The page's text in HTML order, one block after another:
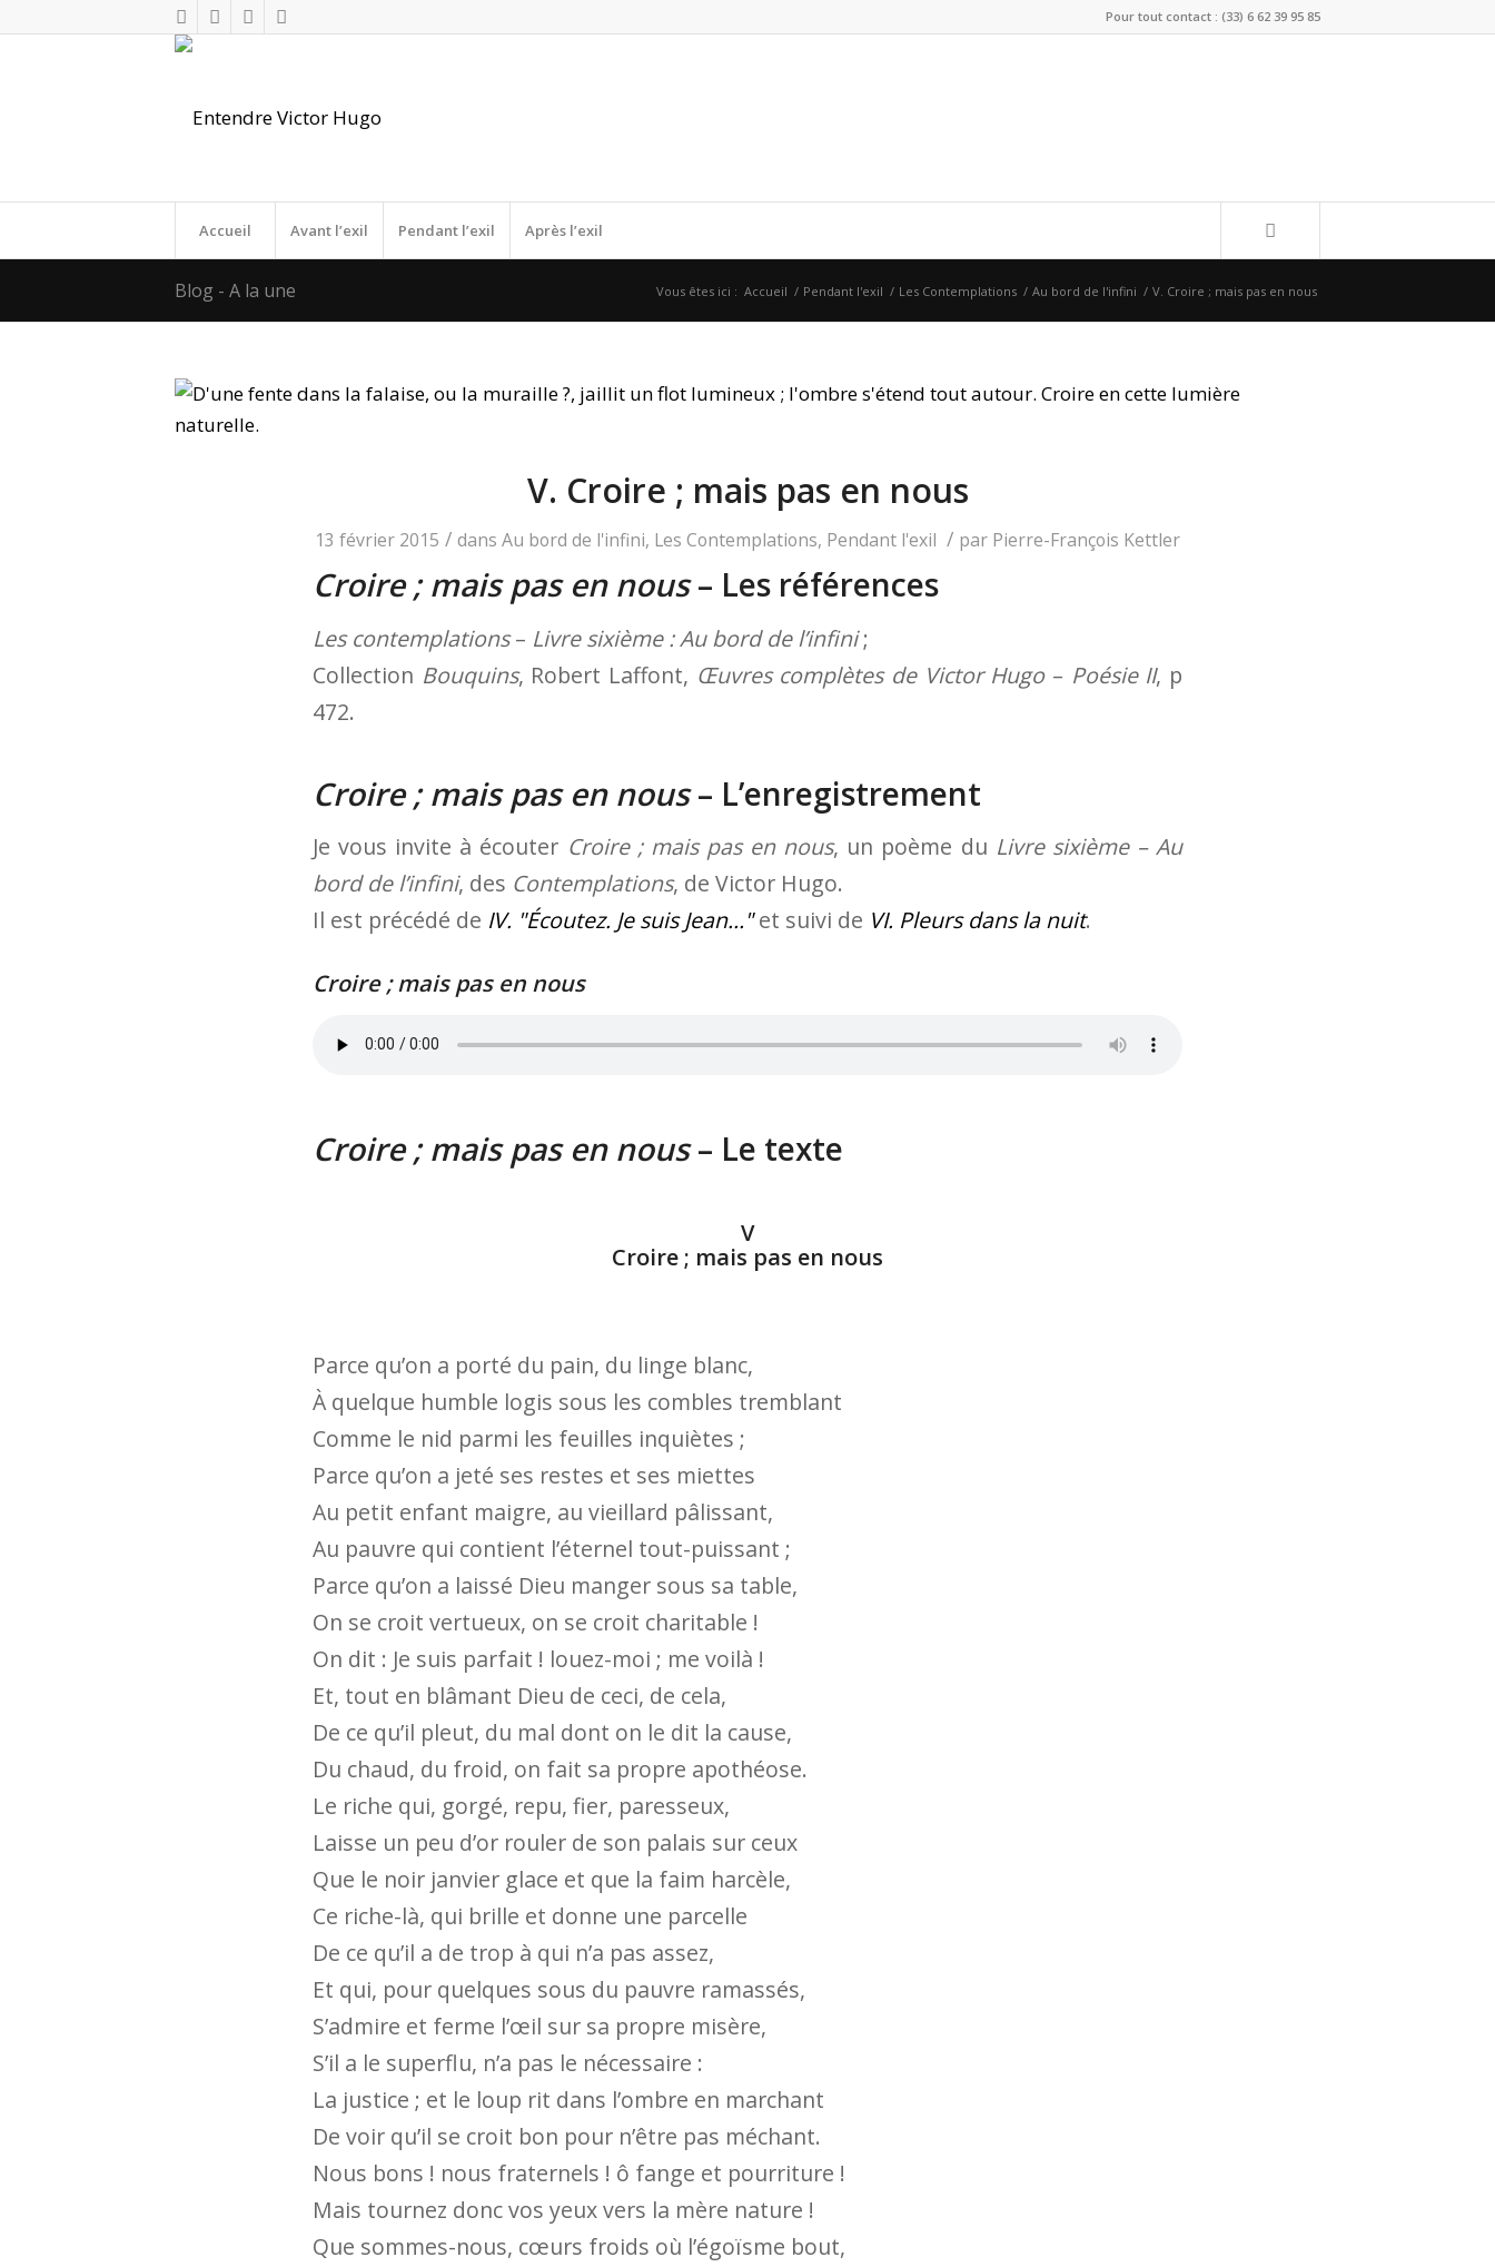
Pour tout contact : (33) 6 62 39 95 85
Accueil Avant l’exil Pendant l’exil Après l’exil
Blog - A la une Vous êtes ici : Accueil / Pendant l'exil / Les Contemplations / Au bord de l'infini / V. Croire ; mais pas en nous
V. Croire ; mais pas en nous
13 février 2015 / dans Au bord de l'infini, Les Contemplations, Pendant l'exil / par Pierre-François Kettler
Croire ; mais pas en nous– Les références
Les contemplations– Livre sixième : Au bord de l’infini;
Collection Bouquins, Robert Laffont, Œuvres complètes de Victor Hugo– Poésie II, p
472.
Croire ; mais pas en nous– L’enregistrement
Je vous invite à écouter Croire ; mais pas en nous, un poème du Livre sixième – Au
bord de l’infini, des Contemplations, de Victor Hugo.
Il est précédé de IV. Écoutez. Je suis Jean… et suivi de VI. Pleurs dans la nuit.
Croire ; mais pas en nous
Croire ; mais pas en nous– Le texte
V
Croire ; mais pas en nous
Parce qu’on a porté du pain, du linge blanc,
À quelque humble logis sous les combles tremblant
Comme le nid parmi les feuilles inquiètes ;
Parce qu’on a jeté ses restes et ses miettes
Au petit enfant maigre, au vieillard pâlissant,
Au pauvre qui contient l’éternel tout-puissant ;
Parce qu’on a laissé Dieu manger sous sa table,
On se croit vertueux, on se croit charitable !
On dit : Je suis parfait ! louez-moi ; me voilà !
Et, tout en blâmant Dieu de ceci, de cela,
De ce qu’il pleut, du mal dont on le dit la cause,
Du chaud, du froid, on fait sa propre apothéose.
Le riche qui, gorgé, repu, fier, paresseux,
Laisse un peu d’or rouler de son palais sur ceux
Que le noir janvier glace et que la faim harcèle,
Ce riche-là, qui brille et donne une parcelle
De ce qu’il a de trop à qui n’a pas assez,
Et qui, pour quelques sous du pauvre ramassés,
S’admire et ferme l’œil sur sa propre misère,
S’il a le superflu, n’a pas le nécessaire :
La justice ; et le loup rit dans l’ombre en marchant
De voir qu’il se croit bon pour n’être pas méchant.
Nous bons ! nous fraternels ! ô fange et pourriture !
Mais tournez donc vos yeux vers la mère nature !
Que sommes-nous, cœurs froids où l’égoïsme bout,